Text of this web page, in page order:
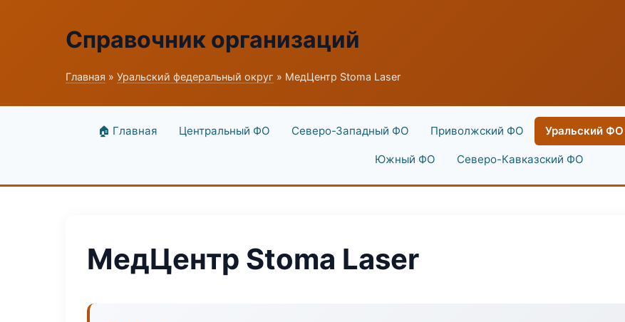
Справочник организаций
Главная » Уральский федеральный округ » МедЦентр Stoma Laser
🏠 Главная Центральный ФО Северо-Западный ФО Приволжский ФО Уральский ФО
Южный ФО Северо-Кавказский ФО
МедЦентр Stoma Laser